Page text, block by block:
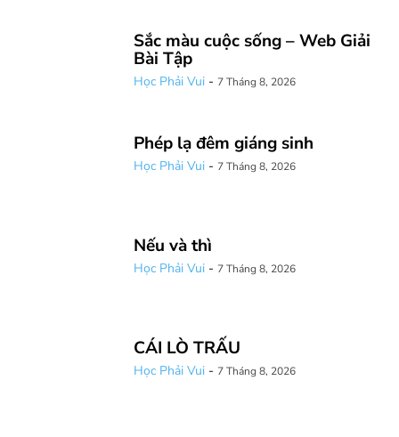
Sắc màu cuộc sống – Web Giải
Bài Tập
Học Phải Vui - 7 Tháng 8, 2026
Phép lạ đêm giáng sinh
Học Phải Vui - 7 Tháng 8, 2026
Nếu và thì
Học Phải Vui - 7 Tháng 8, 2026
CÁI LÒ TRẤU
Học Phải Vui - 7 Tháng 8, 2026